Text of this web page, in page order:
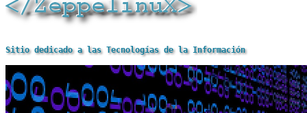
Sitio dedicado a las Tecnologías de la Información